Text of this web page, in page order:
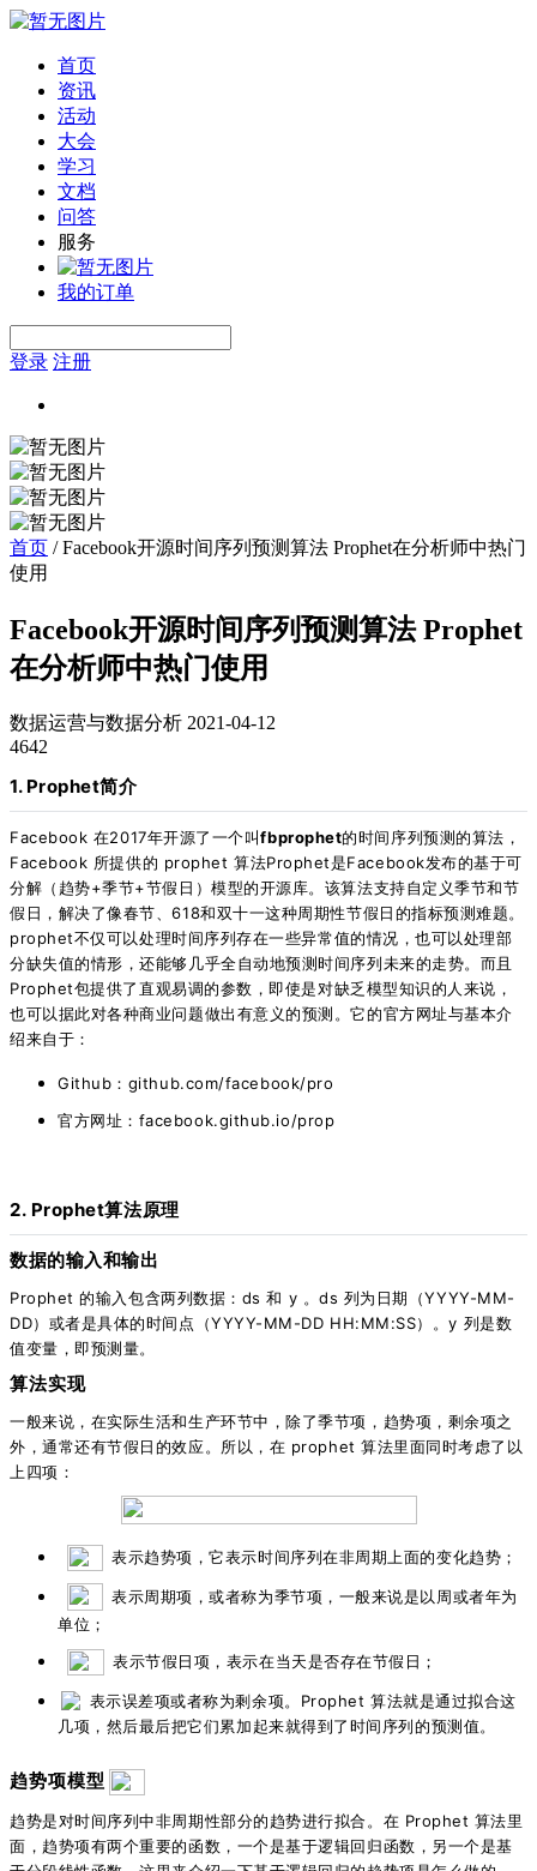
首页
资讯
活动
大会
学习
文档
问答
服务
我的订单
登录 注册
首页 /Facebook开源时间序列预测算法 Prophet在分析师中热门
使用
Facebook开源时间序列预测算法 Prophet
在分析师中热门使用
数据运营与数据分析 2021-04-12
4642
1. Prophet简介
Facebook 在2017年开源了一个叫fbprophet的时间序列预测的算法，
Facebook 所提供的 prophet 算法Prophet是Facebook发布的基于可
分解（趋势+季节+节假日）模型的开源库。该算法支持自定义季节和节
假日，解决了像春节、618和双十一这种周期性节假日的指标预测难题。
prophet不仅可以处理时间序列存在一些异常值的情况，也可以处理部
分缺失值的情形，还能够几乎全自动地预测时间序列未来的走势。而且
Prophet包提供了直观易调的参数，即使是对缺乏模型知识的人来说，
也可以据此对各种商业问题做出有意义的预测 。它的官方网址与基本介
绍来自于：
Github：github.com/facebook/pro
官方网址：facebook.github.io/prop
2. Prophet算法原理
数据的输入和输出
Prophet 的输入包含两列数据：ds 和 y 。ds 列为日期（YYYY-MM-
DD）或者是具体的时间点（YYYY-MM-DD HH:MM:SS）。y 列是数
值变量，即预测量。
算法实现
一般来说，在实际生活和生产环节中，除了季节项，趋势项，剩余项之
外，通常还有节假日的效应。所以，在 prophet 算法里面同时考虑了以
上四项：
表示趋势项，它表示时间序列在非周期上面的变化趋势；
表示周期项，或者称为季节项，一般来说是以周或者年为
单位；
表示节假日项，表示在当天是否存在节假日；
表示误差项或者称为剩余项。Prophet 算法就是通过拟合这
几项，然后最后把它们累加起来就得到了时间序列的预测值。
趋势项模型
趋势是对时间序列中非周期性部分的趋势进行拟合。在 Prophet 算法里
面，趋势项有两个重要的函数，一个是基于逻辑回归函数，另一个是基